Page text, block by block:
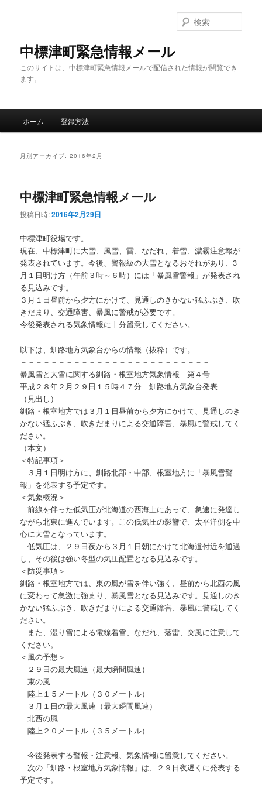
中標津町緊急情報メール
このサイトは、中標津町緊急情報メールで配信された情報が閲覧でき
ます。
索
ホーム 登録方法
月別アーカイブ:2016年2月
中標津町緊急情報メール
投稿日時:2016年2月29日
中標津町役場です。
現在、中標津町に大雪、風雪、雷、なだれ、着雪、濃霧注意報が
発表されています。今後、警報級の大雪となるおそれがあり、3
月１日明け方（午前３時～６時）には「暴風雪警報」が発表され
る見込みです。
３月１日昼前から夕方にかけて、見通しのきかない猛ふぶき、吹
きだまり、交通障害、暴風に警戒が必要です。
今後発表される気象情報に十分留意してください。
以下は、釧路地方気象台からの情報（抜粋）です。
－－－－－－－－－－－－－－－－－－－－－－－－－
暴風雪と大雪に関する釧路・根室地方気象情報 第４号
平成２８年２月２９日１５時４７分 釧路地方気象台発表
（見出し）
釧路・根室地方では３月１日昼前から夕方にかけて、見通しのき
かない猛ふぶき、吹きだまりによる交通障害、暴風に警戒してく
ださい。
（本文）
＜特記事項＞
３月１日明け方に、釧路北部・中部、根室地方に「暴風雪警
報」を発表する予定です。
＜気象概況＞
前線を伴った低気圧が北海道の西海上にあって、急速に発達し
ながら北東に進んでいます。この低気圧の影響で、太平洋側を中
心に大雪となっています。
低気圧は、２９日夜から３月１日朝にかけて北海道付近を通過
し、その後は強い冬型の気圧配置となる見込みです。
＜防災事項＞
釧路・根室地方では、東の風が雪を伴い強く、昼前から北西の風
に変わって急激に強まり、暴風雪となる見込みです。見通しのき
かない猛ふぶき、吹きだまりによる交通障害、暴風に警戒してく
ださい。
また、湿り雪による電線着雪、なだれ、落雷、突風に注意して
ください。
＜風の予想＞
２９日の最大風速（最大瞬間風速）
東の風
陸上１５メートル（３０メートル）
３月１日の最大風速（最大瞬間風速）
北西の風
陸上２０メートル（３５メートル）
今後発表する警報・注意報、気象情報に留意してください。
次の「釧路・根室地方気象情報」は、２９日夜遅くに発表する
予定です。